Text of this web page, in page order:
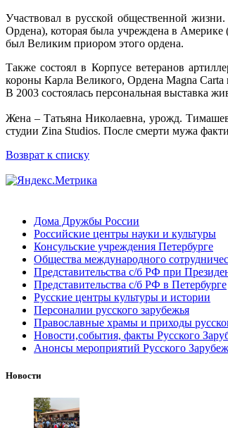
Участвовал в русской общественной
Ордена), которая была учреждена в
был Великим приором этого ордена.
Также состоял в Корпусе ветеранов
короны Карла Великого, Ордена Magna
В 2003 состоялась персональная выставка
Жена – Татьяна Николаевна, урожд.
студии Zina Studios. После смерти мужа
Возврат к списку
Дома Дружбы России
Российские центры науки и культуры
Консульские учреждения Петербурге
Общества международного
Представительства с/б РФ при
Представительства с/б РФ в Петербурге
Русские центры культуры и истории
Персоналии русского зарубежья
Православные храмы и приходы
Новости,события, факты Русского
Анонсы мероприятий Русского
Новости